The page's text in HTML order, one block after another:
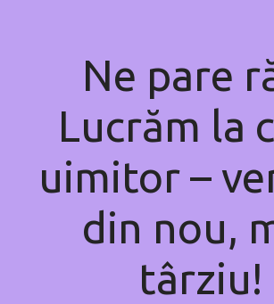
Ne pare
Lucrăm la
uimitor –
din nou,
târziu!